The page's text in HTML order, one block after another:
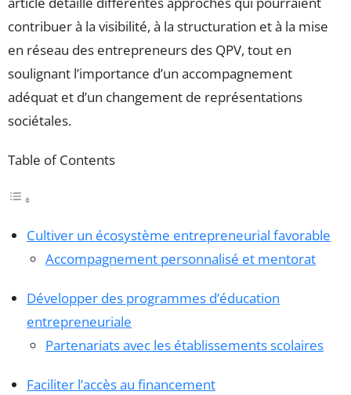
contribuer à la visibilité, à la structuration et à la mise
en réseau des entrepreneurs des QPV, tout en
soulignant l’importance d’un accompagnement
adéquat et d’un changement de représentations
sociétales.
Table of Contents
Cultiver un écosystème entrepreneurial favorable
Accompagnement personnalisé et mentorat
Développer des programmes d’éducation
entrepreneuriale
Partenariats avec les établissements scolaires
Faciliter l’accès au financement